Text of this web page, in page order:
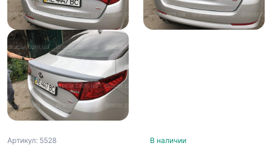
Артикул: 5528 В наличии